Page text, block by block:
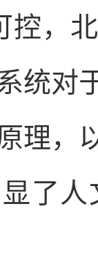
控，
统对
理，
了